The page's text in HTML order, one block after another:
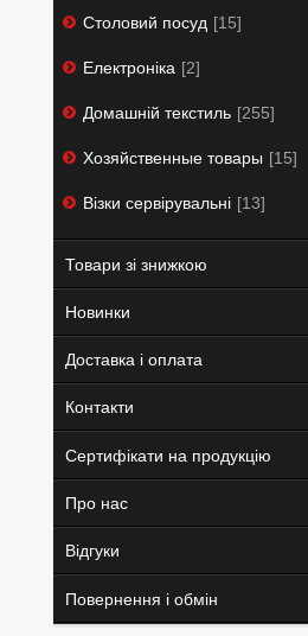
Столовий посуд 15
Електроніка 2
Домашній текстиль 255
Хозяйственные товары 15
Візки сервірувальні 13
Товари зі знижкою
Новинки
Доставка і оплата
Контакти
Сертифікати на продукцію
Про нас
Відгуки
Повернення і обмін